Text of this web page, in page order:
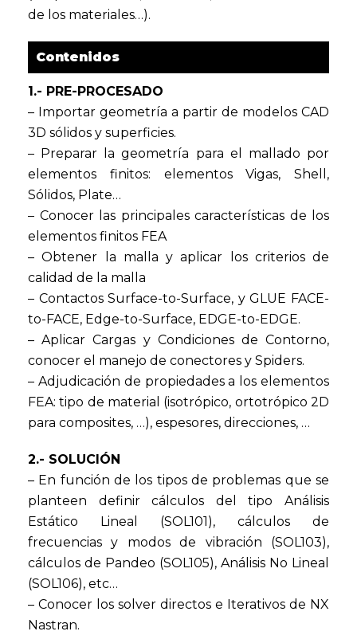
de los materiales…).
Contenidos
1.- PRE-PROCESADO
– Importar geometría a partir de modelos CAD
3D sólidos y superficies.
– Preparar la geometría para el mallado por
elementos finitos: elementos Vigas, Shell,
Sólidos, Plate…
– Conocer las principales características de los
elementos finitos FEA
– Obtener la malla y aplicar los criterios de
calidad de la malla
– Contactos Surface-to-Surface, y GLUE FACE-
to-FACE, Edge-to-Surface, EDGE-to-EDGE.
– Aplicar Cargas y Condiciones de Contorno,
conocer el manejo de conectores y Spiders.
– Adjudicación de propiedades a los elementos
FEA: tipo de material (isotrópico, ortotrópico 2D
para composites, …), espesores, direcciones, …
2.- SOLUCIÓN
– En función de los tipos de problemas que se
planteen definir cálculos del tipo Análisis
Estático Lineal (SOL101), cálculos de
frecuencias y modos de vibración (SOL103),
cálculos de Pandeo (SOL105), Análisis No Lineal
(SOL106), etc…
– Conocer los solver directos e Iterativos de NX
Nastran.